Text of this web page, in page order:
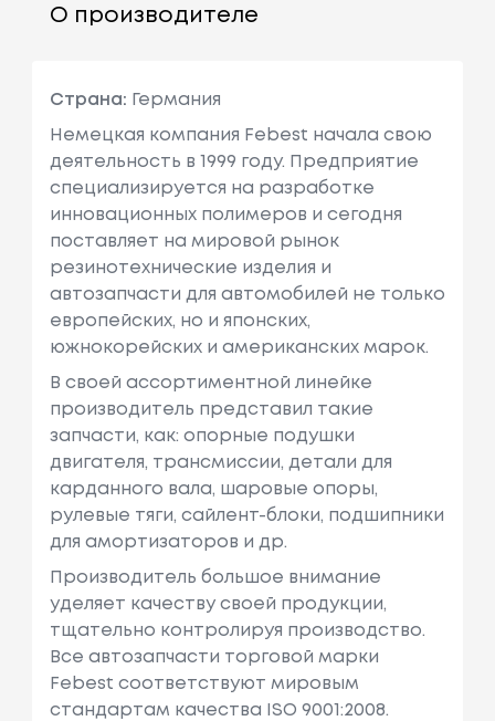
О производителе
Страна: Германия
Немецкая компания Febest начала свою
деятельность в 1999 году. Предприятие
специализируется на разработке
инновационных полимеров и сегодня
поставляет на мировой рынок
резинотехнические изделия и
автозапчасти для автомобилей не только
европейских, но и японских,
южнокорейских и американских марок.
В своей ассортиментной линейке
производитель представил такие
запчасти, как: опорные подушки
двигателя, трансмиссии, детали для
карданного вала, шаровые опоры,
рулевые тяги, сайлент-блоки, подшипники
для амортизаторов и др.
Производитель большое внимание
уделяет качеству своей продукции,
тщательно контролируя производство.
Все автозапчасти торговой марки
Febest соответствуют мировым
стандартам качества ISO 9001:2008.